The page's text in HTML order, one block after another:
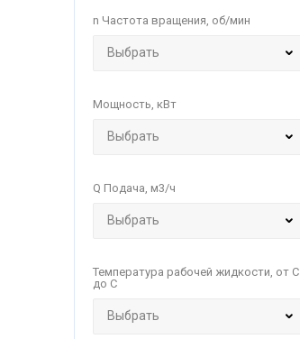
n Частота вращения, об/мин
Мощность, кВт
Q Подача, м3/ч
Температура рабочей жидкости, от С
до С